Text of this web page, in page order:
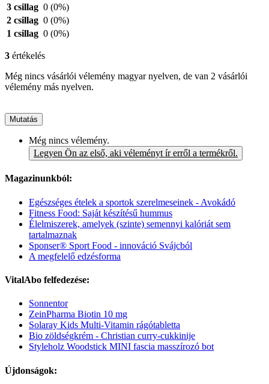
3 csillag 0 (0%)
2 csillag 0 (0%)
1 csillag 0 (0%)
3 értékelés
Még nincs vásárlói vélemény magyar nyelven, de van 2 vásárlói
vélemény más nyelven.
Mutatás
Még nincs vélemény.
Legyen Ön az első, aki véleményt ír erről a termékről.
Magazinunkból:
Egészséges ételek a sportok szerelmeseinek - Avokádó
Fitness Food: Saját készítésű hummus
Élelmiszerek, amelyek (szinte) semennyi kalóriát sem
tartalmaznak
Sponser® Sport Food - innováció Svájcból
A megfelelő edzésforma
VitalAbo felfedezése:
Sonnentor
ZeinPharma Biotin 10 mg
Solaray Kids Multi-Vitamin rágótabletta
Bio zöldségkrém - Christian curry-cukkinije
Styleholz Woodstick MINI fascia masszírozó bot
Újdonságok: